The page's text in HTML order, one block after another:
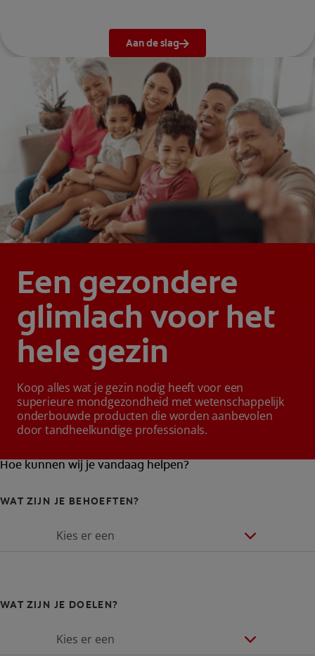
Aan de slag
Een gezondere
glimlach voor het
hele gezin
Koop alles wat je gezin nodig heeft voor een
superieure mondgezondheid met wetenschappelijk
onderbouwde producten die worden aanbevolen
door tandheelkundige professionals.
Hoe kunnen wij je vandaag helpen?
WAT ZIJN JE BEHOEFTEN?
Kies er een
WAT ZIJN JE DOELEN?
Kies er een